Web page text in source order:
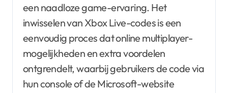
een naadloze game-ervaring. Het
inwisselen van Xbox Live-codes is een
eenvoudig proces dat online multiplayer-
mogelijkheden en extra voordelen
ontgrendelt, waarbij gebruikers de code via
hun console of de Microsoft-website